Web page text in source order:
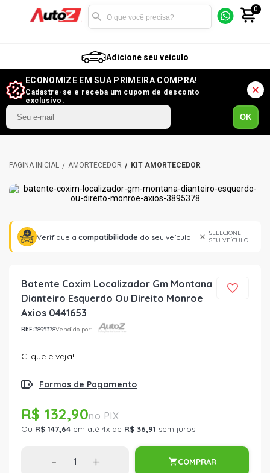
0
Adicione seu veículo
ECONOMIZE EM SUA PRIMEIRA COMPRA!
Cadastre-se e receba um cupom de desconto
exclusivo.
OK
AMORTECEDOR KIT AMORTECEDOR
Verifique a compatibilidade do seu veículo
SELECIONE
SEU VEÍCULO
Batente Coxim Localizador Gm Montana
Dianteiro Esquerdo Ou Direito Monroe
Axios 0441653
REF:3895378Vendido por:
Clique e veja!
Formas de Pagamento
R$ 132,90
Ou R$ 147,64 em até 4x de R$ 36,91 sem juros
- + COMPRAR